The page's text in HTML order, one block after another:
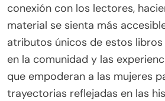
conexión con los lectores,
material se sienta más
atributos únicos de estos libros
en la comunidad y las
que empoderan a las mujeres
trayectorias reflejadas en las